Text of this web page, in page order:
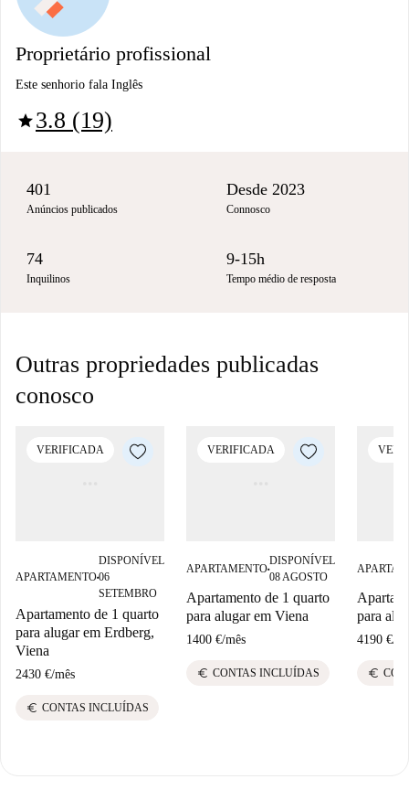
Proprietário profissional
Este senhorio fala Inglês
star3.8 (19)
401
Anúncios publicados
Desde 2023
Connosco
74
Inquilinos
9-15h
Tempo médio de resposta
Outras propriedades publicadas
conosco
VERIFICADA
APARTAMENTO■
DISPONÍVEL
06
SETEMBRO
Apartamento de 1 quarto
para alugar em Erdberg,
Viena
2430 €/mês
euro CONTAS INCLUÍDAS
VERIFICADA
APARTAMENTO■
DISPONÍVEL
08 AGOSTO
Apartamento de 1 quarto
para alugar em Viena
1400 €/mês
euro CONTAS INCLUÍDAS
para
4190 €/
euro